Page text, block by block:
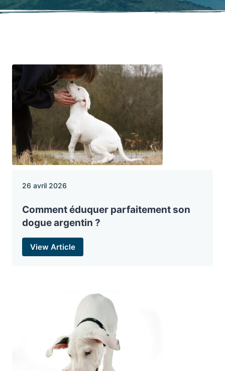
26 avril 2026
Comment éduquer parfaitement son
dogue argentin ?
View Article